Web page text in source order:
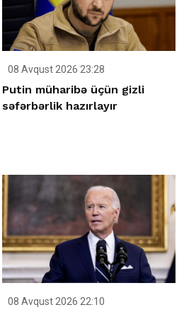
08 Avqust 2026 23:28
Putin müharibə üçün gizli
səfərbərlik hazırlayır
08 Avqust 2026 22:10